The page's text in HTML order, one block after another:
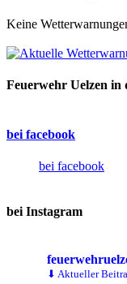
Keine
Feuerwehr Uelzen in
bei facebook
bei facebook
bei Instagram
⬇ Aktueller